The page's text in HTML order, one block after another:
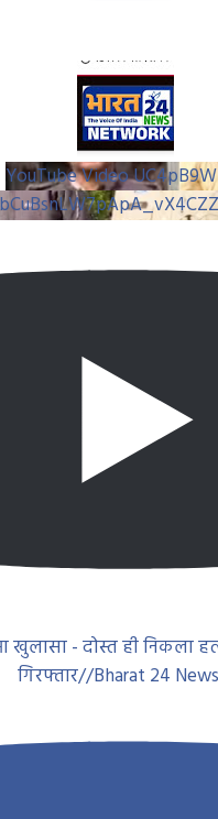
YouTube Video
खुलासा - दोस्त ही निकला
गिरफ्तार//Bharat 24